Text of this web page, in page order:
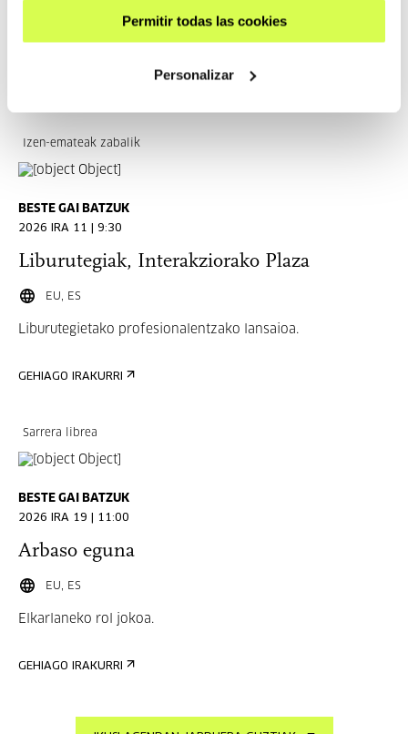
Permitir todas las cookies
Personalizar
topaketak seigarren urtez jarraian ospatuko dira 2026ko
irailaren 4an, 5ean eta 6an, Donostiako Tabakaleran
Izen-emateak zabalik
BESTE GAI BATZUK
2026 IRA 11 | 9:30
Liburutegiak, Interakziorako Plaza
EU, ES
Liburutegietako profesionalentzako lansaioa.
GEHIAGO IRAKURRI
Sarrera librea
BESTE GAI BATZUK
2026 IRA 19 | 11:00
Arbaso eguna
EU, ES
Elkarlaneko rol jokoa.
GEHIAGO IRAKURRI